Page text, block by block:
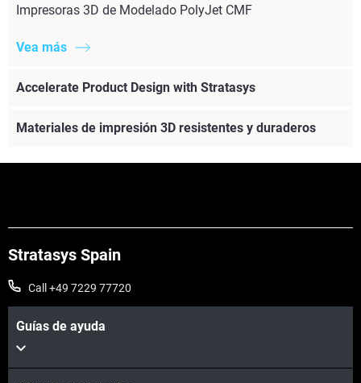
Impresoras 3D de Modelado PolyJet CMF
Vea más
Accelerate Product Design with Stratasys
Materiales de impresión 3D resistentes y duraderos
Stratasys Spain
Call +49 7229 77720
Guías de ayuda